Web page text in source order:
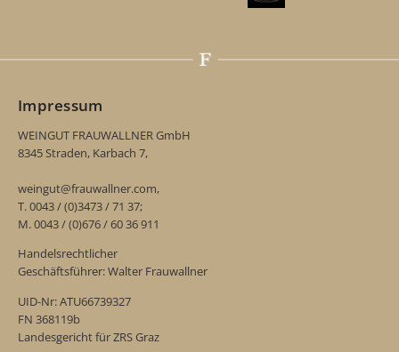
Impressum
WEINGUT FRAUWALLNER GmbH
8345 Straden, Karbach 7,
weingut@frauwallner.com,
T. 0043 / (0)3473 / 71 37;
M. 0043 / (0)676 / 60 36 911
Handelsrechtlicher
Geschäftsführer: Walter Frauwallner
UID-Nr: ATU66739327
FN 368119b
Landesgericht für ZRS Graz